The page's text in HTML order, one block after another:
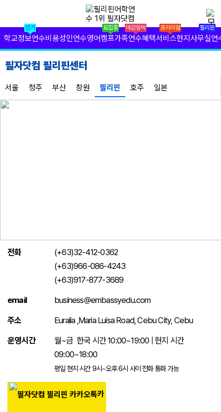
✕
필리핀 학원 정보
필리핀 연수 비용
필리핀 가족 연수
필리핀 조기유학
필리핀 연계연수
필자뉴스
인기
학교정보연수비용성인연수
모집중
영어캠프
마감임박
가족연수
프리미엄
혜택서비스
필리핀
현지사무실연
필자닷컴 필리핀센터
서울 청주 부산 창원 필리핀 호주 일본
전화
(+63)32-412-0362
(+63)966-086-4243
(+63)917-877-3689
email business@embassyedu.com
주소 Euralia ,Maria Luisa Road, Cebu City, Cebu
운영시간
월~금 한국 시간 10:00~19:00 | 현지 시간
09:00~18:00
평일 현지 시간 9시~오후 6시 사이 전화 통화 가능
카